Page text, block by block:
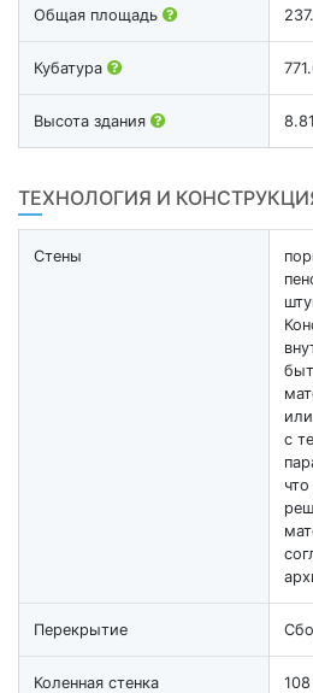
Общая площадь
Кубатура
Высота здания
ТЕХНОЛОГИЯ И
Стены
с
Перекрытие
Коленная стенка